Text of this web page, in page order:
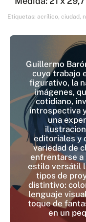
Etiquetas: acrílico, ciudad ,
Guillermo
cuyo trabajo
figurativo, la
imágenes,
cotidiano,
introspectiva
una
editoriales y
variedad de
enfrentarse a
estilo versátil
tipos de
distintivo:
lenguaje
toque de
en un